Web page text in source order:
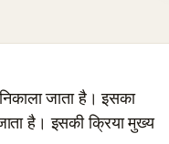
जाता है। इसका
है। इसकी क्रिया मुख्य